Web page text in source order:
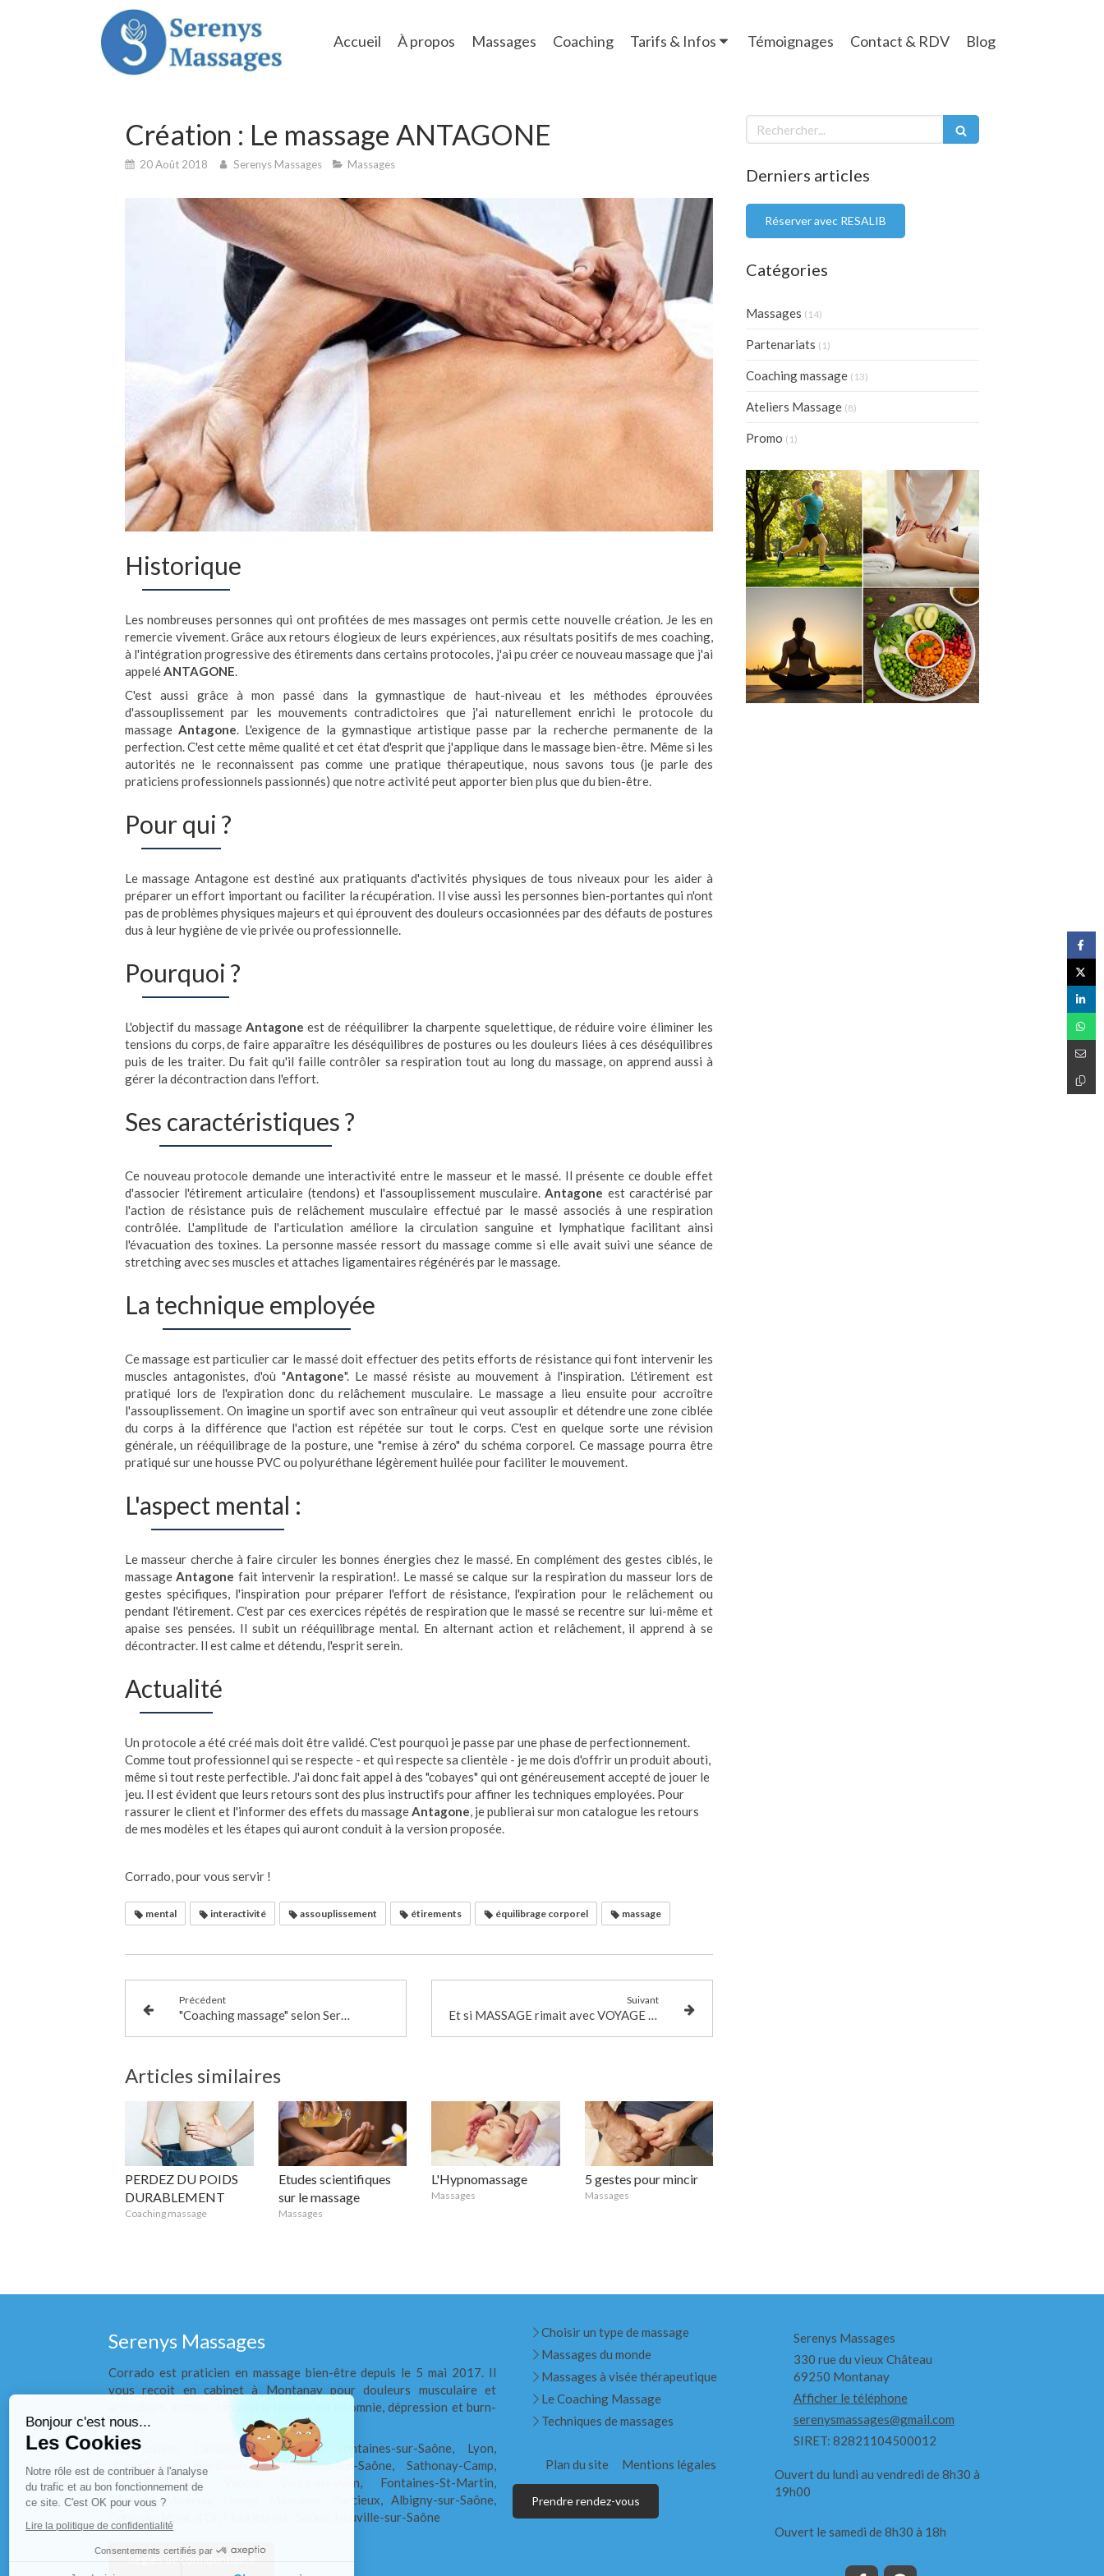
Accueil À propos Massages Coaching Tarifs & Infos Témoignages Contact & RDV Blog
Création : Le massage ANTAGONE
20 Août 2018 Serenys Massages Massages
Historique
Les nombreuses personnes qui ont profitées de mes massages ont permis cette nouvelle création. Je les en
remercie vivement. Grâce aux retours élogieux de leurs expériences, aux résultats positifs de mes coaching,
à l'intégration progressive des étirements dans certains protocoles, j'ai pu créer ce nouveau massage que j'ai
appeléANTAGONE.
C'est aussi grâce à mon passé dans la gymnastique de haut-niveau et les méthodes éprouvées
d'assouplissement par les mouvements contradictoires que j'ai naturellement enrichi le protocole du
massageAntagone. L'exigence de la gymnastique artistique passe par la recherche permanente de la
perfection. C'est cette même qualité et cet état d'esprit que j'applique dans le massage bien-être. Même si les
autorités ne le reconnaissent pas comme une pratique thérapeutique, nous savons tous (je parle des
praticiens professionnels passionnés) que notre activité peut apporter bien plus que du bien-être.
Pour qui ?
Le massage Antagone est destiné aux pratiquants d'activités physiques de tous niveaux pour les aider à
préparer un effort important ou faciliter la récupération. Il vise aussi les personnes bien-portantes qui n'ont
pas de problèmes physiques majeurs et qui éprouvent des douleurs occasionnées par des défauts de postures
dus à leur hygiène de vie privée ou professionnelle.
Pourquoi ?
L'objectif du massage Antagone est de rééquilibrer la charpente squelettique, de réduire voire éliminer les
tensions du corps, de faire apparaître les déséquilibres de postures ou les douleurs liées à ces déséquilibres
puis de les traiter. Du fait qu'il faille contrôler sa respiration tout au long du massage, on apprend aussi à
gérer la décontraction dans l'effort.
Ses caractéristiques ?
Ce nouveau protocole demande une interactivité entre le masseur et le massé. Il présente ce double effet
d'associer l'étirement articulaire (tendons) et l'assouplissement musculaire.Antagone est caractérisé par
l'action de résistance puis de relâchement musculaire effectué par le massé associés à une respiration
contrôlée. L'amplitude de l'articulation améliore la circulation sanguine et lymphatique facilitant ainsi
l'évacuation des toxines. La personne massée ressortdu massage comme si elle avait suivi une séance de
stretching avec ses muscles et attaches ligamentaires régénérés par le massage.
La technique employée
Ce massage est particulier car le massé doit effectuer des petits efforts de résistance qui font intervenir les
muscles antagonistes, d'où "Antagone". Le massé résiste au mouvement à l'inspiration. L'étirement est
pratiqué lors de l'expiration donc du relâchement musculaire. Le massage a lieu ensuite pour accroître
l'assouplissement. On imagine un sportif avec son entraîneur qui veut assouplir et détendre une zone ciblée
du corps à la différence que l'action est répétée sur tout le corps. C'est en quelque sorte une révision
générale, un rééquilibrage de la posture, une "remise à zéro" du schéma corporel. Ce massage pourra être
pratiqué sur une housse PVC ou polyuréthane légèrement huilée pour faciliter le mouvement.
L'aspect mental :
Le masseur cherche à faire circuler les bonnes énergies chez le massé. En complément des gestes ciblés, le
massageAntagone fait intervenir la respiration!. Le massé se calque sur la respiration du masseur lors de
gestes spécifiques, l'inspiration pour préparer l'effort de résistance, l'expiration pour le relâchement ou
pendant l'étirement. C'est par ces exercices répétés de respiration que le massé se recentre sur lui-même et
apaise ses pensées. Il subit un rééquilibrage mental. En alternant action et relâchement, il apprend à se
décontracter. Il est calme et détendu, l'esprit serein.
Actualité
Un protocole a été créé mais doit être validé. C'est pourquoi je passe par une phase de perfectionnement.
Comme tout professionnel qui se respecte - et qui respecte sa clientèle - je me dois d'offrir un produit abouti,
même si tout reste perfectible. J'ai donc fait appel à des "cobayes" qui ont généreusement accepté de jouer le
jeu. Il est évident que leurs retours sont des plus instructifs pour affiner les techniques employées. Pour
rassurer le client et l'informer des effets du massageAntagone, je publierai sur mon catalogue les retours
de mes modèles et les étapes qui auront conduit à la version proposée.
Corrado, pour vous servir !
mental interactivité assouplissement étirements équilibrage corporel massage
Précédent
"Coaching massage" selon Serenys Massages
Suivant
Et si MASSAGE rimait avec VOYAGE ?...
Articles similaires
PERDEZ DU POIDS
DURABLEMENT
Coaching massage
Etudes scientifiques
sur le massage
Massages
L'Hypnomassage
Massages
5 gestes pour mincir
Massages
Rechercher
Derniers articles
Réserver avec RESALIB
Catégories
Massages (14)
Partenariats (1)
Coaching massage (13)
Ateliers Massage (8)
Promo (1)
Serenys Massages
Corrado est praticien en massage bien-être depuis le 5 mai 2017. Il
vous reçoit en cabinet à Montanay pour douleurs musculaire et
articulaire, asthme, tension artérielle ou insomnie, dépression et burn-
out.
Les Echets, Cailloux-sur-Fontaines, Fontaines-sur-Saône, Lyon,
Villeurbanne, Montanay, Rochetaillée-sur-Saône, Sathonay-Camp,
Sathonay-Village, Vancia, Vaulx-en-Velin, Fontaines-St-Martin,
Civrieux, Mionnay, Genay, Massieux, Parcieux, Albigny-sur-Saône,
Curis-au-Mont-d'Or, Fleurieu-sur-Saône, Neuville-sur-Saône
Règles de confidentialité
Choisir un type de massage
Massages du monde
Massages à visée thérapeutique
Le Coaching Massage
Techniques de massages
Plan du site Mentions légales
Prendre rendez-vous
Serenys Massages
330 rue du vieux Château
69250 Montanay
Afficher le téléphone
serenysmassages@gmail.com
SIRET: 82821104500012
Ouvert du lundi au vendredi de 8h30 à
19h00
Ouvert le samedi de 8h30 à 18h
Continuer sans accepter
Bonjour c'est nous...
Les Cookies
Notre rôle est de contribuer à l'analyse
du trafic et au bon fonctionnement de
ce site. C'est OK pour vous ?
Lire la politique de confidentialité
Consentements certifiés par